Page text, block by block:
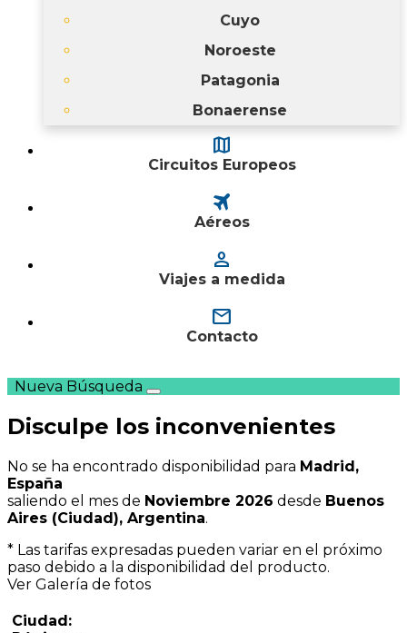
Cuyo
Noroeste
Patagonia
Bonaerense
map
Circuitos Europeos
travel
Aéreos
person
Viajes a medida
mail
Contacto
Nueva Búsqueda
Disculpe los inconvenientes
No se ha encontrado disponibilidad para Madrid,
España
saliendo el mes de Noviembre 2026 desde Buenos
Aires (Ciudad), Argentina.
* Las tarifas expresadas pueden variar en el próximo
paso debido a la disponibilidad del producto.
Ver Galería de fotos
Ciudad: